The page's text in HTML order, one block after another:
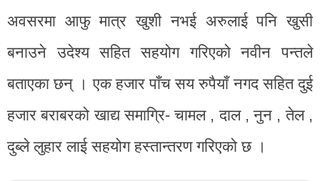
अवसरमा आफु मात्र खुशी नभई अरुलाई पनि खुसी
बनाउने उदेश्य सहित सहयोग गरिएको नवीन पन्तले
बताएका छन् । एक हजार पाँच सय रुपैयाँ नगद सहित दुई
हजार बराबरको खाद्य समाग्रि- चामल , दाल , नुन , तेल ,
दुब्ले लुहार लाई सहयोग हस्तान्तरण गरिएको छ ।